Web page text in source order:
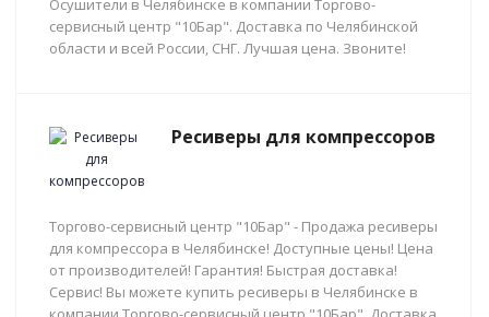
Осушители в Челябинске в компании Торгово-
сервисный центр "10Бар". Доставка по Челябинской
области и всей России, СНГ. Лучшая цена. Звоните!
Ресиверы для компрессоров
Торгово-сервисный центр "10Бар" - Продажа ресиверы
для компрессора в Челябинске! Доступные цены! Цена
от производителей! Гарантия! Быстрая доставка!
Сервис! Вы можете купить ресиверы в Челябинске в